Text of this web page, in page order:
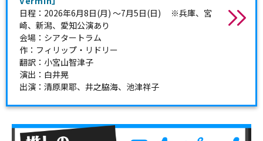
日程：2026年6月8日(月) 〜7月5日(日) ※兵庫、宮
崎、新潟、愛知公演あり
会場：シアタートラム
作：フィリップ・リドリー
翻訳：小宮山智津子
演出：白井晃
出演：清原果耶、井之脇海、池津祥子